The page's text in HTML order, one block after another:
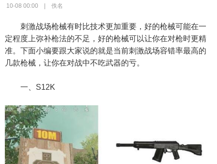
10-08 00:00 | 佚名
刺激战场枪械有时比技术更加重要，好的枪械可能在一
定程度上弥补枪法的不足，好的枪械可以让你在对枪时更精
准。下面小编要跟大家说的就是当前刺激战场容错率最高的
几款枪械，让你在对战中不吃武器的亏。
一、S12K